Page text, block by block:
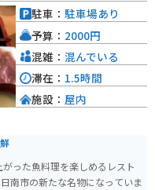
も最適です。 都城は、
の焼酎や、霧島山麓豚を使っ
いるので、お土産にいかがで
った魚料理を楽しめるレスト
南市の新たな名物になっていま
駐車： 駐車場あり
予算： 2000円
混雑： 混んでいる
滞在： 1.5時間
施設： 屋内